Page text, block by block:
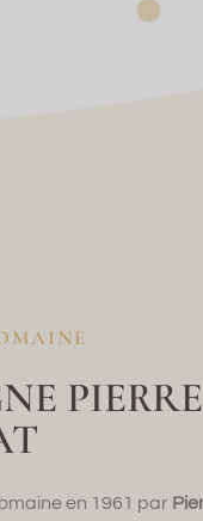
PIERRE
en 1961 par